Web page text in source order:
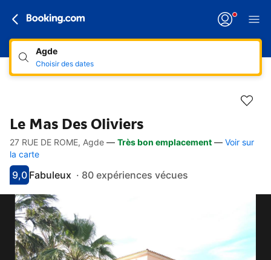
Agde
Choisir des dates
Le Mas Des Oliviers
Accès rapides
Aller à la description
Aller aux équipements
Aller aux hébergements
Aller aux conditions
27 RUE DE ROME, Agde — Très bon emplacement — Voir sur
la carte
Avec une note de 9
9,0
fabuleuxFabuleux · 80 expériences vécues